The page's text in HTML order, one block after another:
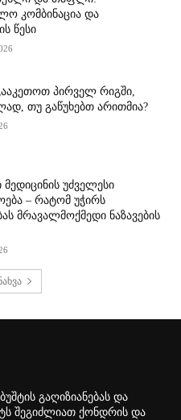
კომბინაცია და
წესი
პირველ რიგში,
თუ გაწუხებთ არითმია?
მედიცინის უძველესი
– რატომ უჭირს
მრავალმოქმედი ნაზავების
გაღიზიანებას და
შეგიძლიათ ქონდრის და